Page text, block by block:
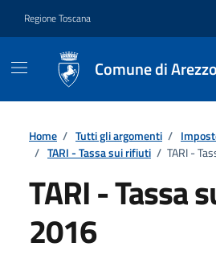
Regione Toscana
Comune di Arezzo
Home / Tutti gli argomenti /
/ TARI - Tassa sui rifiuti / TARI -
TARI - Tassa
2016